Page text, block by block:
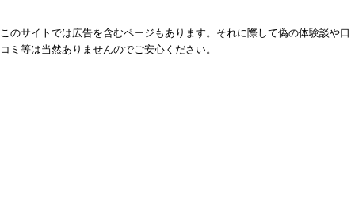
このサイトでは広告を含むページもあります。それに際して偽の体験談や口
コミ等は当然ありませんのでご安心ください。